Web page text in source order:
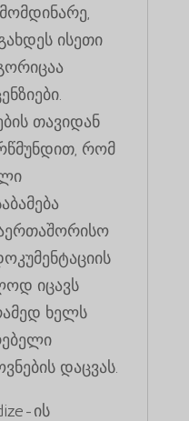
ისეთი
თავიდან
რომ
იცავს
ხელს
დაცვას.
ის